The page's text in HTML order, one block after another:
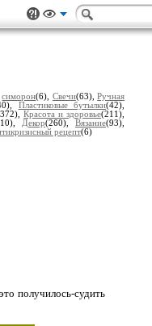
симорон(6), Свечи(63),Ручная
Пластиковые бутылки(42),
Красота и здоровье(211),
Декор(260),Вязание(93),
рецепт(6)
получилось-судить